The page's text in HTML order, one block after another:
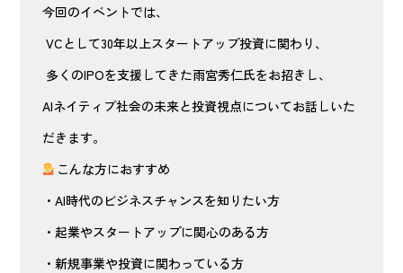
今回のイベントでは、
VCとして30年以上スタートアップ投資に関わり、
多くのIPOを支援してきた雨宮秀仁氏をお招きし、
AIネイティブ社会の未来と投資視点についてお話しいた
だきます。
こんな方におすすめ
・AI時代のビジネスチャンスを知りたい方
・起業やスタートアップに関心のある方
・新規事業や投資に関わっている方